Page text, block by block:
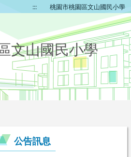
::: 桃園市桃園區文山國民小學
文山國民小學
公告訊息